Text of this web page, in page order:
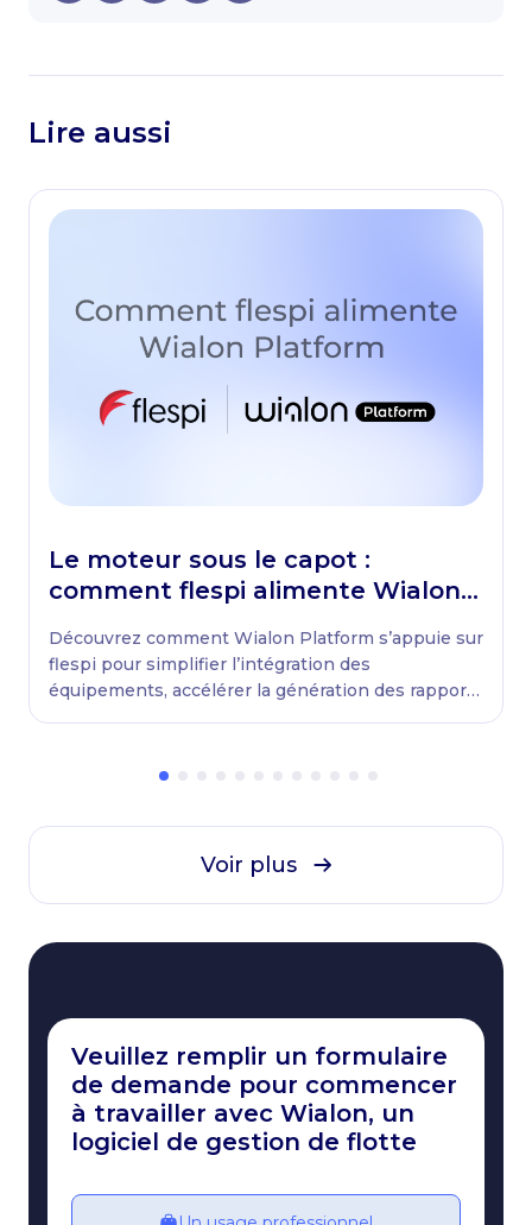
Lire aussi
Le moteur sous le capot :
comment flespi alimente Wialon
Découvrez comment Wialon Platform s’appuie sur
flespi pour simplifier l’intégration des
équipements, accélérer la génération des rapports
Voir plus
Veuillez remplir un formulaire
de demande pour commencer
à travailler avec Wialon, un
logiciel de gestion de flotte